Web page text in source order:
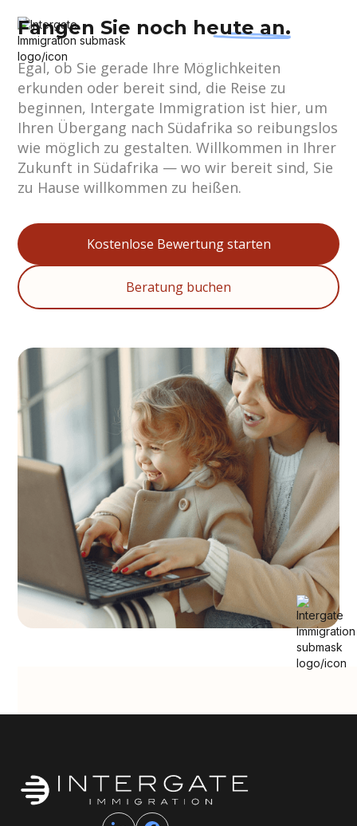
Fangen Sie noch heute an.
Egal, ob Sie gerade Ihre Möglichkeiten
erkunden oder bereit sind, die Reise zu
beginnen, Intergate Immigration ist hier, um
Ihren Übergang nach Südafrika so reibungslos
wie möglich zu gestalten. Willkommen in Ihrer
Zukunft in Südafrika — wo wir bereit sind, Sie
zu Hause willkommen zu heißen.
Kostenlose Bewertung starten
Beratung buchen